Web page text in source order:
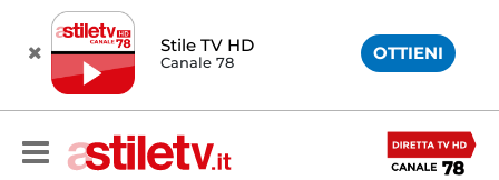
Stile TV HD
Canale 78 OTTIENI